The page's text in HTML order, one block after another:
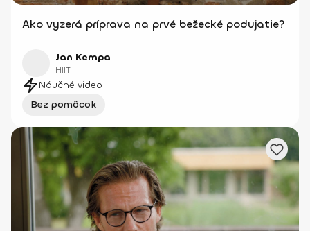
Ako vyzerá príprava na prvé bežecké podujatie?
Jan Kempa
HIIT
Náučné video
Bez pomôcok